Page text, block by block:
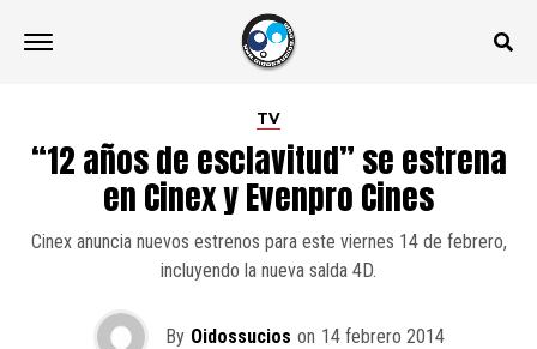
TV
“12 años de esclavitud” se estrena
en Cinex y Evenpro Cines
Cinex anuncia nuevos estrenos para este viernes 14 de febrero,
incluyendo la nueva salda 4D.
By Oidossucios on 14 febrero 2014